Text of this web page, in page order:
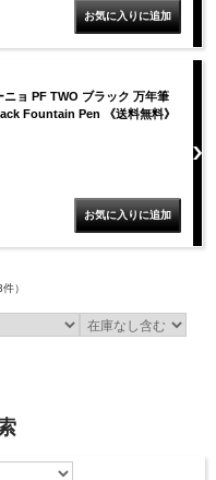
ニョ PF TWO ブラック 万年筆
Fountain Pen 《送料無料》
件）